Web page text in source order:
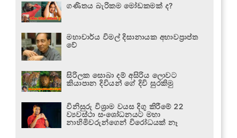
ගණිතය බැරිකම මෝඩකමක් ද?
මහාචාර්ය විමල් දිසානායක අභාවප්‍රාප්ත
වේ
සිරිලක සොබා දම් අසිරිය ලොවට
කියාපාන දිවියන් ගේ දිවි සුරකිමු
විනිසුරු විශ්‍රාම වයස දිගු කිරීමේ 22
ව්‍යවස්ථා සංශෝධනයට මහා
නාහිමිවරුන්ගෙන් විරෝධයක් නෑ